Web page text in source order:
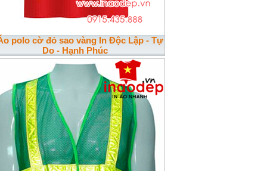
polo cờ đỏ sao vàng In Độc Lập - Tự
Do - Hạnh Phúc